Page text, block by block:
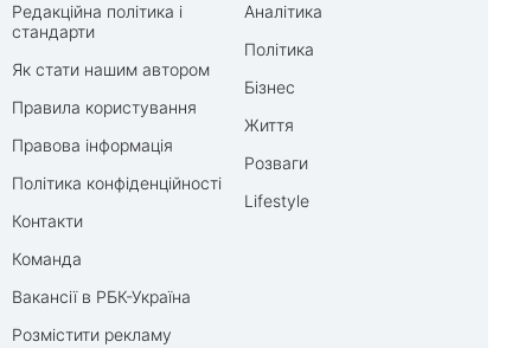
Редакційна політика і
стандарти
Як стати нашим автором
Правила користування
Правова інформація
Політика конфіденційності
Контакти
Команда
Вакансії в РБК-Україна
Розмістити рекламу
Аналітика
Політика
Бізнес
Життя
Розваги
Lifestyle